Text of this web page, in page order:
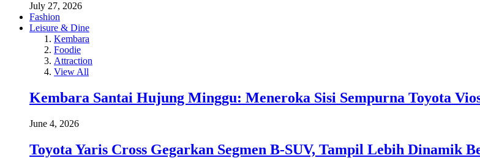
July 27, 2026
Fashion
Leisure & Dine
Kembara
Foodie
Attraction
View All
Kembara Santai Hujung Minggu: Meneroka Sisi Sempurna Toyota
June 4, 2026
Toyota Yaris Cross Gegarkan Segmen B-SUV, Tampil Lebih